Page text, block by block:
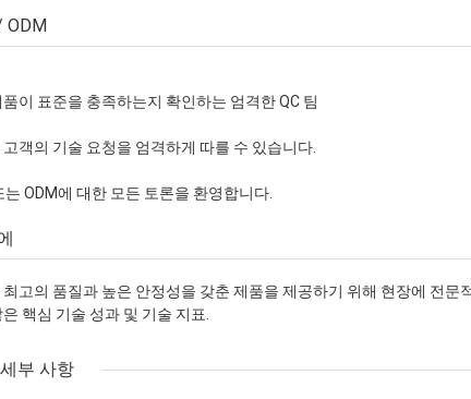
ODM
품이 표준을 충족하는지 확인하는 엄격한 QC 팀
고객의 기술 요청을 엄격하게 따를 수 있습니다.
는 ODM에 대한 모든 토론을 환영합니다.
최고의 품질과 높은 안정성을 갖춘 제품을 제공하기 위해 현장에 전문
핵심 기술 성과 및 기술 지표.
부 사항